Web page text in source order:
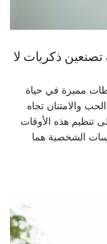
تصنعين ذكريات لا
مميزة في حياة
والامتنان تجاه
تنظيم هذه الأوقات
الشخصية هما